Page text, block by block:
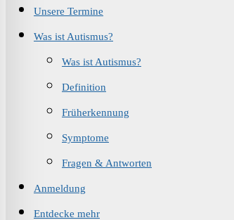
Unsere Termine
Was ist Autismus?
Was ist Autismus?
Definition
Früherkennung
Symptome
Fragen & Antworten
Anmeldung
Entdecke mehr